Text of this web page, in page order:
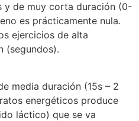
y de muy corta duración (0-
es prácticamente nula.
ejercicios de alta
(segundos).
media duración (15s – 2
energéticos produce
láctico) que se va